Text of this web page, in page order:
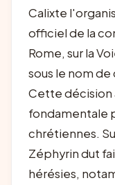
Calixte
officiel de la
Rome, sur la
sous le nom
Cette décision
fondamentale
chrétiennes.
Zéphyrin dut
hérésies,